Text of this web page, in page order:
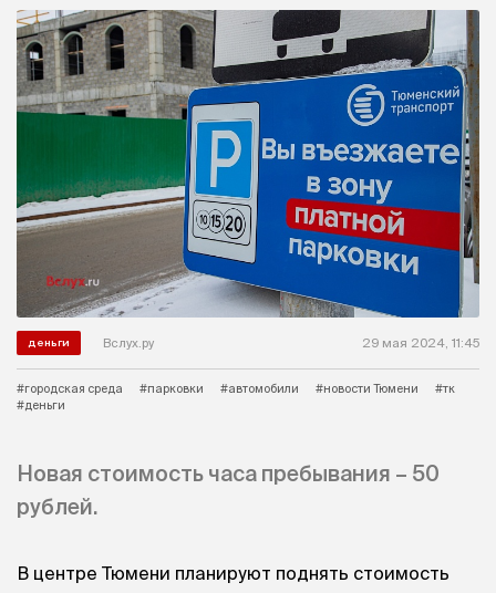
деньги Вслух.ру 29 мая 2024, 11:45
#городская среда #парковки #автомобили #новости Тюмени
#тк
#деньги
Новая стоимость часа пребывания – 50
рублей.
В центре Тюмени планируют поднять стоимость